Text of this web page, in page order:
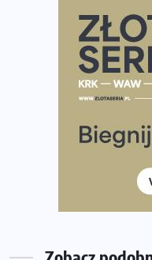
Największy Bieg
Ponad 12 tysięcy
Tętno vs tempo –
Co ma dużo białka?
Rozbiegany Olsztyn
Już w tę sobotę 35.
Wystartuje